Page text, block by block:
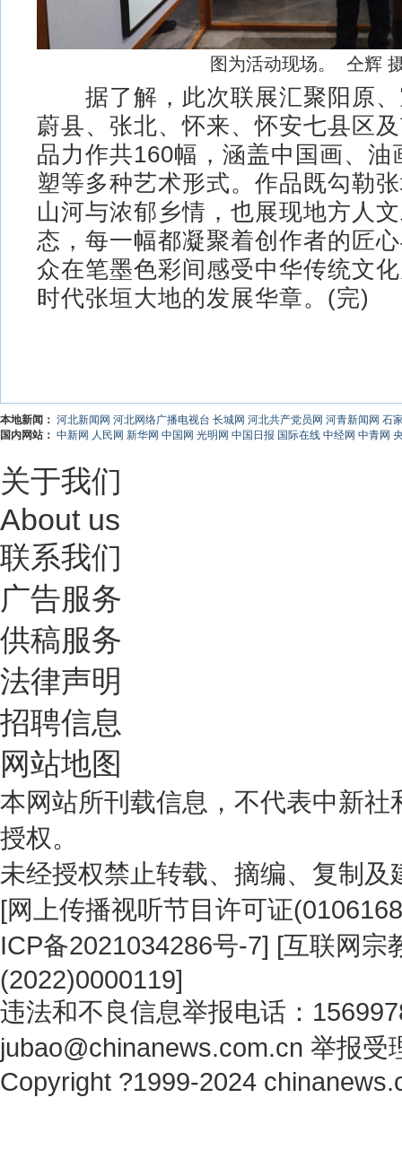
图为活动现场。 仝辉
据了解，此次联展汇聚阳原、
蔚县、张北、怀来、怀安七县区
品力作共160幅，涵盖中国画、油
塑等多种艺术形式。作品既勾勒
山河与浓郁乡情，也展现地方人
态，每一幅都凝聚着创作者的匠
众在笔墨色彩间感受中华传统文
时代张垣大地的发展华章。(完)
本地新闻： 河北新闻网 河北网络广播电视台 长城网 河北共产党员网 河青新闻网 石
国内网站： 中新网 人民网 新华网 中国网 光明网 中国日报 国际在线 中经网 中青网
关于我们
About us
联系我们
广告服务
供稿服务
法律声明
招聘信息
网站地图
本网站所刊载信息，不代表中新
授权。
未经授权禁止转载、摘编、复制
[网上传播视听节目许可证
ICP备2021034286号-7] [互联网宗
(2022)0000119]
违法和不良信息举报电话：
jubao@chinanews.com.cn 举报受
Copyright ?1999-2024